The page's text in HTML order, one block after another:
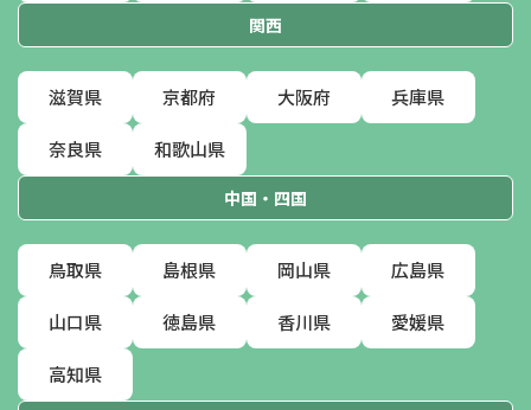
関西
滋賀県 京都府 大阪府 兵庫県
奈良県 和歌山県
中国・四国
鳥取県 島根県 岡山県 広島県
山口県 徳島県 香川県 愛媛県
高知県